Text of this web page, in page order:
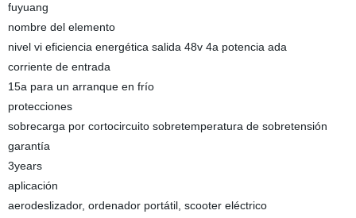
fuyuang
nombre del elemento
nivel vi eficiencia energética salida 48v 4a potencia ada
corriente de entrada
15a para un arranque en frío
protecciones
sobrecarga por cortocircuito sobretemperatura de sobretensión
garantía
3years
aplicación
aerodeslizador, ordenador portátil, scooter eléctrico